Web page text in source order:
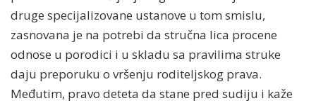
druge specijalizovane ustanove u tom smislu,
zasnovana je na potrebi da stručna lica procene
odnose u porodici i u skladu sa pravilima struke
daju preporuku o vršenju roditeljskog prava.
Međutim, pravo deteta da stane pred sudiju i kaže